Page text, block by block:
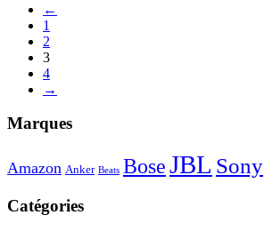
←
1
2
3
4
→
Marques
Amazon Anker Beats BoseJBL Sony
Catégories